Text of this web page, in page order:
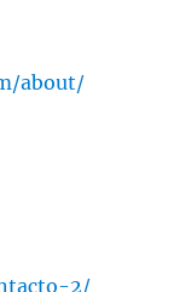
about/
2/